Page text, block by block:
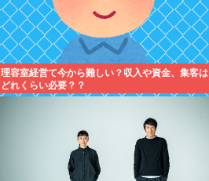
理容室経営て今から難しい？収入や資金、集客は
どれくらい必要？？